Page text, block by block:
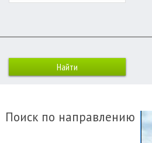
Поиск по направлению